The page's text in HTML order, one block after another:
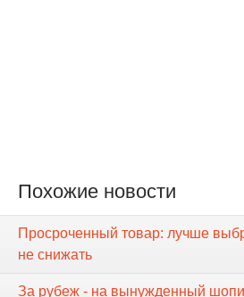
Похожие новости
Просроченный товар: лучше
не снижать
За рубеж - на вынужденный